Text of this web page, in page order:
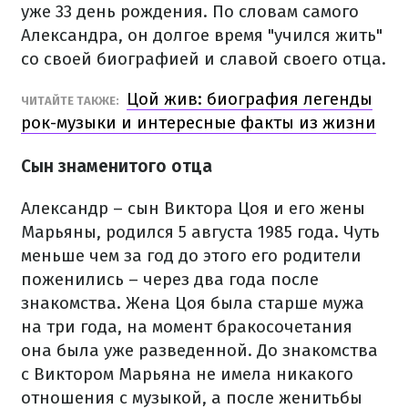
уже 33 день рождения. По словам самого
Александра, он долгое время "учился жить"
со своей биографией и славой своего отца.
ЧИТАЙТЕ ТАКЖЕ:
Цой жив: биография легенды
рок-музыки и интересные факты из жизни
Сын знаменитого отца
Александр – сын Виктора Цоя и его жены
Марьяны, родился 5 августа 1985 года. Чуть
меньше чем за год до этого его родители
поженились – через два года после
знакомства. Жена Цоя была старше мужа
на три года, на момент бракосочетания
она была уже разведенной. До знакомства
с Виктором Марьяна не имела никакого
отношения с музыкой, а после женитьбы